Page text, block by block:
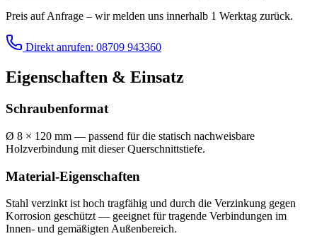
Preis auf Anfrage – wir melden uns innerhalb 1 Werktag zurück.
Direkt anrufen: 08709 943360
Eigenschaften & Einsatz
Schraubenformat
Ø 8 × 120 mm — passend für die statisch nachweisbare
Holzverbindung mit dieser Querschnittstiefe.
Material-Eigenschaften
Stahl verzinkt ist hoch tragfähig und durch die Verzinkung gegen
Korrosion geschützt — geeignet für tragende Verbindungen im
Innen- und gemäßigten Außenbereich.